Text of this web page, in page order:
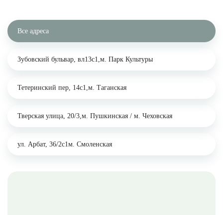
Все адреса
Зубовский бульвар, вл13с1,м. Парк Культуры
Тетеринский пер, 14с1,м. Таганская
Тверская улица, 20/3,м. Пушкинская / м. Чеховская
ул. Арбат, 36/2с1м. Смоленская